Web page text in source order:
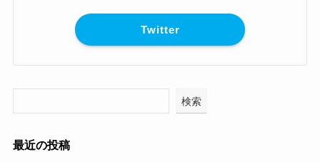
Twitter
検索
最近の投稿